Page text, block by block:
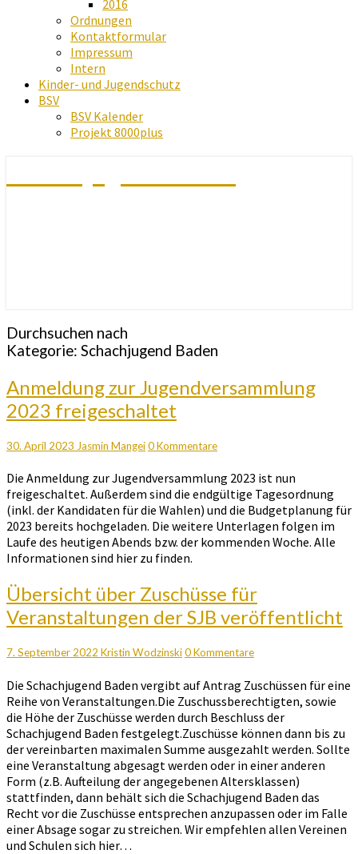
2016
Ordnungen
Kontaktformular
Impressum
Intern
Kinder- und Jugendschutz
BSV
BSV Kalender
Projekt 8000plus
Durchsuchen nach
Kategorie: Schachjugend Baden
Anmeldung
zur
Jugendversammlung
freigeschaltet
Anmeldung zur Jugendversammlung
2023 freigeschaltet
30. April 2023 Jasmin MangeiKommentare
0 Kommentare
Die Anmeldung zur Jugendversammlung 2023 ist nun
freigeschaltet. Außerdem sind die endgültige Tagesordnung
(inkl. der Kandidaten für die Wahlen) und die Budgetplanung für
2023 bereits hochgeladen. Die weitere Unterlagen folgen im
Laufe des heutigen Abends bzw. der kommenden Woche. Alle
Informationen sind hier zu finden.
Übersicht
über
Zuschüsse
Veranstaltungen
SJB
veröffentlicht
Übersicht über Zuschüsse für
Veranstaltungen der SJB veröffentlicht
7. September 2022 Kristin WodzinskiKommentare
0 Kommentare
Die Schachjugend Baden vergibt auf Antrag Zuschüssen für eine
Reihe von Veranstaltungen.Die Zuschussberechtigten, sowie
die Höhe der Zuschüsse werden durch Beschluss der
Schachjugend Baden festgelegt.Zuschüsse können dann bis zu
der vereinbarten maximalen Summe ausgezahlt werden. Sollte
eine Veranstaltung abgesagt werden oder in einer anderen
Form (z.B. Aufteilung der angegebenen Altersklassen)
stattfinden, dann behält sich die Schachjugend Baden das
Recht vor die Zuschüsse entsprechen anzupassen oder im Falle
einer Absage sogar zu streichen. Wir empfehlen allen Vereinen
und Schulen sich hier…